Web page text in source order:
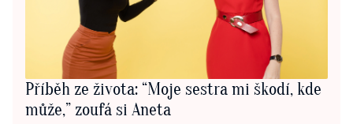
Příběh ze života: “Moje sestra mi škodí, kde
může,” zoufá si Aneta